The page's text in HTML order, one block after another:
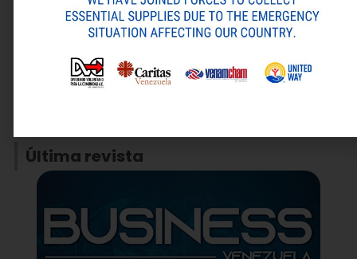
Guarda mi nombre, correo electrónico y web en este
navegador para la próxima vez que comente.
ANTERIOR
Última revista